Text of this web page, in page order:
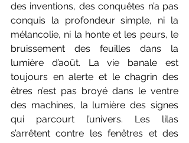
des inventions, des conquêtes n’a pas
conquis la profondeur simple, ni la
mélancolie, ni la honte et les peurs, le
bruissement des feuilles dans la
lumière d’août. La vie banale est
toujours en alerte et le chagrin des
êtres n’est pas broyé dans le ventre
des machines, la lumière des signes
qui parcourt l’univers. Les lilas
s’arrêtent contre les fenêtres et des